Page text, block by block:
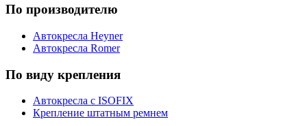
По производителю
Автокресла Heyner
Автокресла Romer
По виду крепления
Автокресла с ISOFIX
Крепление штатным ремнем